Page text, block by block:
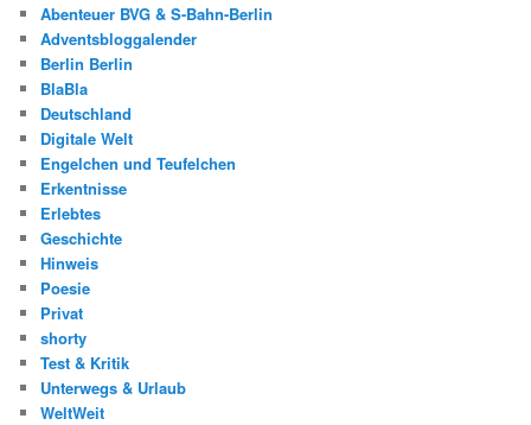
Abenteuer BVG & S-Bahn-Berlin
Adventsbloggalender
Berlin Berlin
BlaBla
Deutschland
Digitale Welt
Engelchen und Teufelchen
Erkentnisse
Erlebtes
Geschichte
Hinweis
Poesie
Privat
shorty
Test & Kritik
Unterwegs & Urlaub
WeltWeit